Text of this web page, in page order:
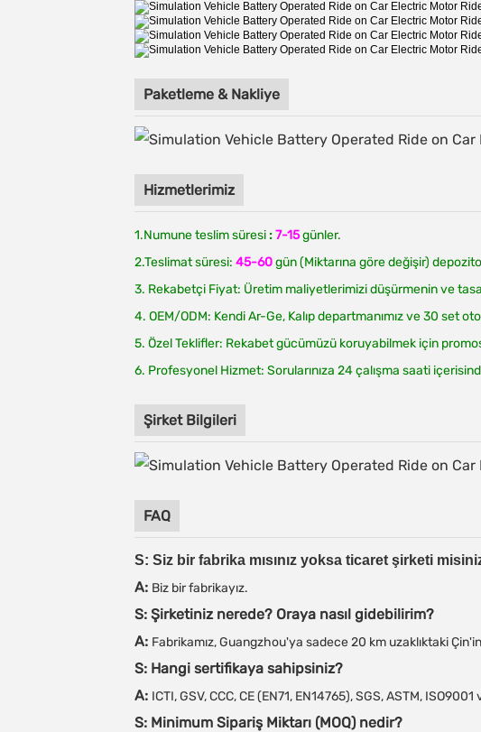
Paketleme & Nakliye
Hizmetlerimiz
1.Numune teslim süresi :7-15günler.
2.Teslimat süresi:45-60gün (Miktarına göre değişir)
3. Rekabetçi Fiyat: Üretim maliyetlerimizi düşürmenin ve
4. OEM/ODM: Kendi Ar-Ge, Kalıp departmanımız ve 30 set
5. Özel Teklifler: Rekabet gücümüzü koruyabilmek için
6. Profesyonel Hizmet: Sorularınıza 24 çalışma saati
Şirket Bilgileri
FAQ
S: Siz bir fabrika mısınız yoksa ticaret şirketi
A: Biz bir fabrikayız.
S: Şirketiniz nerede? Oraya nasıl gidebilirim?
A: Fabrikamız, Guangzhou'ya sadece 20 km uzaklıktaki
S: Hangi sertifikaya sahipsiniz?
A: ICTI, GSV, CCC, CE (EN71, EN14765), SGS, ASTM,
S: Minimum Sipariş Miktarı (MOQ) nedir?